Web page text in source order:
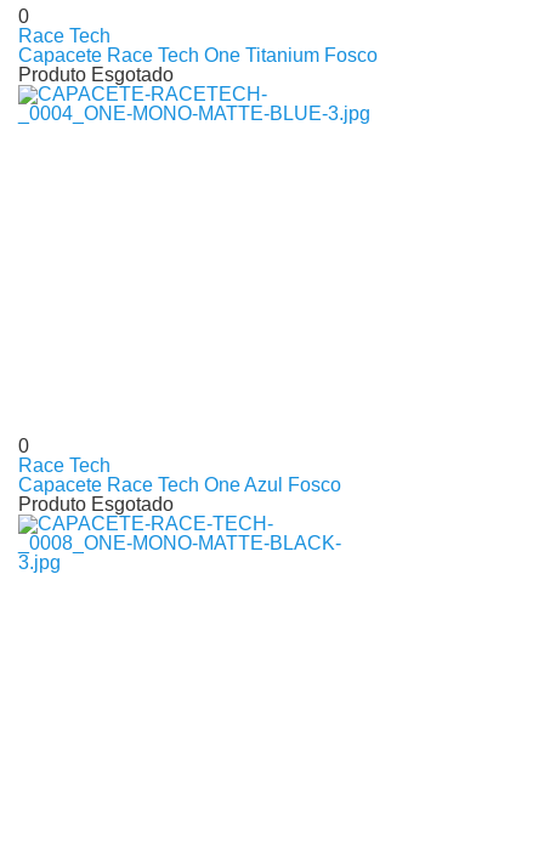
0
Race Tech
Capacete Race Tech One Titanium Fosco
Produto Esgotado
0
Race Tech
Capacete Race Tech One Azul Fosco
Produto Esgotado